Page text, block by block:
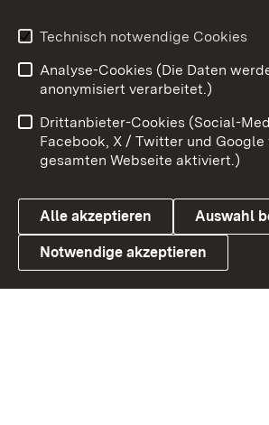
Youtube
Link zum Landesportal
Benutzungshinweise
Datenschutz
Cookies
Technisch notwendige Cookies
Analyse-Cookies (Die Daten
anonymisiert verarbeitet.)
Drittanbieter-Cookies (Social-
Facebook, X / Twitter und
gesamten Webseite aktiviert.)
Alle akzeptieren Auswahl
Notwendige akzeptieren